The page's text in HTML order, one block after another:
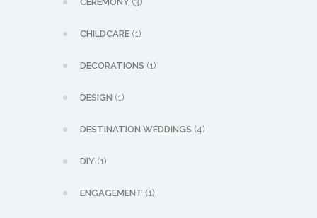
CHILDCARE (1)
DECORATIONS (1)
DESIGN (1)
DESTINATION WEDDINGS (4)
DIY (1)
ENGAGEMENT (1)